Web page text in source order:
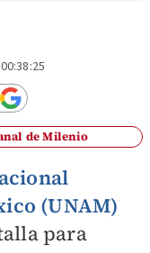
de Milenio
(UNAM)
para